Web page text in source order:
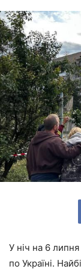
У ніч на 6
по Україні.